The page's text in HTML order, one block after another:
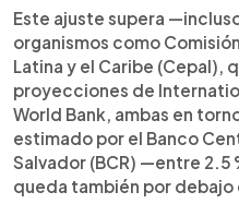
mejora también refleja
liquidez del Gobierno y
macroeconómica.
Este ajuste supera
organismos como
Latina y el Caribe (Cepal),
proyecciones de
World Bank, ambas en
estimado por el Banco
Salvador (BCR) —entre 2.5
queda también por debajo